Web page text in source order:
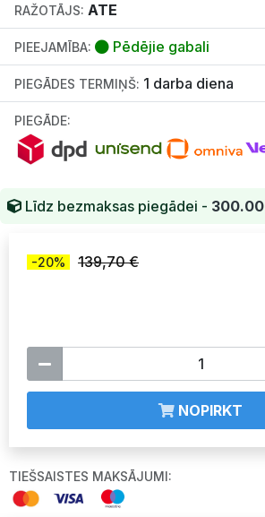
RAŽOTĀJS: ATE
PIEEJAMĪBA: Pēdējie gabali
PIEGĀDES TERMIŅŠ: 1 darba diena
PIEGĀDE:
Līdz bezmaksas piegādei - 300.00
-20% 139,70 €
NOPIRKT
TIEŠSAISTES MAKSĀJUMI: